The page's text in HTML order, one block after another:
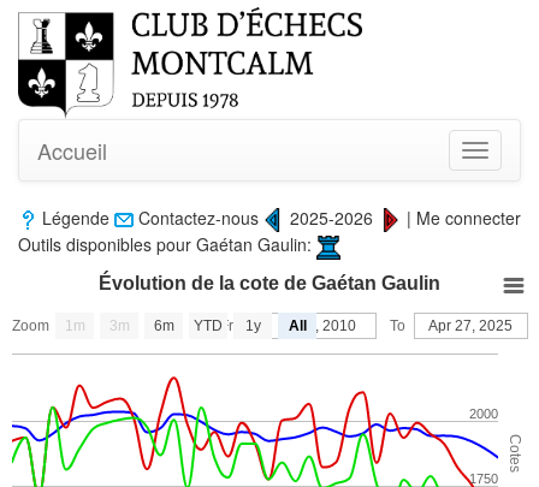
Toggle
Accueil
Légende Contactez-nous 2025-2026 | Me connecter
Outils disponibles pour Gaétan Gaulin:
Zoom From Oct 9, 2010 To Apr 27, 2025
Cotes
Évolution de la cote de Gaétan Gaulin
2000
1750
1m 3m 6m YTD 1y All